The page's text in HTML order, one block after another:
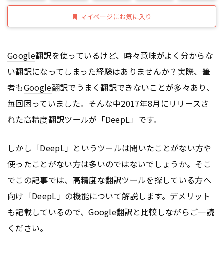
マイページにお気に入り
Google翻訳を使っているけど、時々意味がよく分からな
い翻訳になってしまった経験はありませんか？実際、筆
者もGoogle翻訳でうまく翻訳できないことが多々あり、
毎回困っていました。そんな中2017年8月にリリースさ
れた高精度翻訳ツールが「DeepL」です。
しかし「DeepL」というツールは聞いたことがない方や
使ったことがない方は多いのではないでしょうか。そこ
でこの記事では、高精度な翻訳ツールを探している方へ
向け「DeepL」の機能について解説します。デメリット
も記載しているので、Google翻訳と比較しながらご一読
ください。